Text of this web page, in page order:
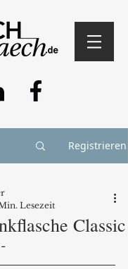
Registrieren
Classic
Lesezeit